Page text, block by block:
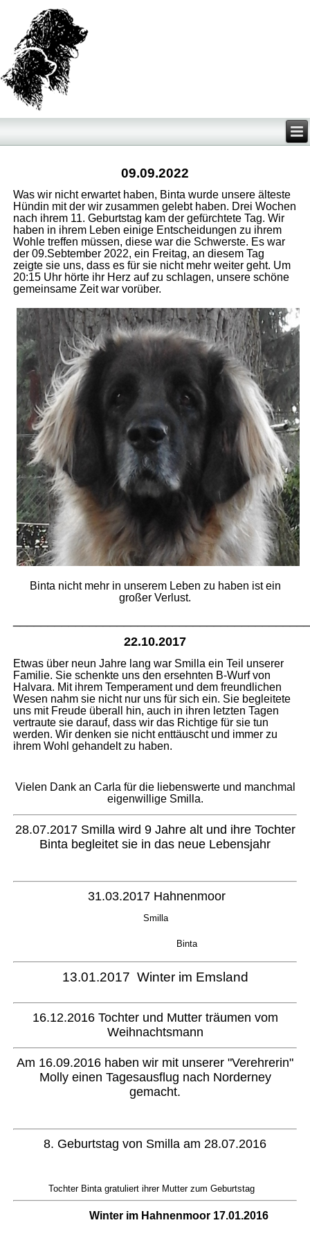
09.09.2022
Was wir nicht erwartet haben, Binta wurde unsere älteste
Hündin mit der wir zusammen gelebt haben. Drei Wochen
nach ihrem 11. Geburtstag kam der gefürchtete Tag. Wir
haben in ihrem Leben einige Entscheidungen zu ihrem
Wohle treffen müssen, diese war die Schwerste. Es war
der 09.Sebtember 2022, ein Freitag, an diesem Tag
zeigte sie uns, dass es für sie nicht mehr weiter geht. Um
20:15 Uhr hörte ihr Herz auf zu schlagen, unsere schöne
gemeinsame Zeit war vorüber.
Binta nicht mehr in unserem Leben zu haben ist ein
großer Verlust.
22.10.2017
Etwas über neun Jahre lang war Smilla ein Teil unserer
Familie. Sie schenkte uns den ersehnten B-Wurf von
Halvara. Mit ihrem Temperament und dem freundlichen
Wesen nahm sie nicht nur uns für sich ein. Sie begleitete
uns mit Freude überall hin, auch in ihren letzten Tagen
vertraute sie darauf, dass wir das Richtige für sie tun
werden. Wir denken sie nicht enttäuscht und immer zu
ihrem Wohl gehandelt zu haben.
Vielen Dank an Carla für die liebenswerte und manchmal
eigenwillige Smilla.
28.07.2017 Smilla wird 9 Jahre alt und ihre Tochter
Binta begleitet sie in das neue Lebensjahr
31.03.2017 Hahnenmoor
Smilla
Binta
13.01.2017 Winter im Emsland
16.12.2016 Tochter und Mutter träumen vom
Weihnachtsmann
Am 16.09.2016 haben wir mit unserer "Verehrerin"
Molly einen Tagesausflug nach Norderney
gemacht.
8. Geburtstag von Smilla am 28.07.2016
Tochter Binta gratuliert ihrer Mutter zum Geburtstag
Winter im Hahnenmoor 17.01.2016